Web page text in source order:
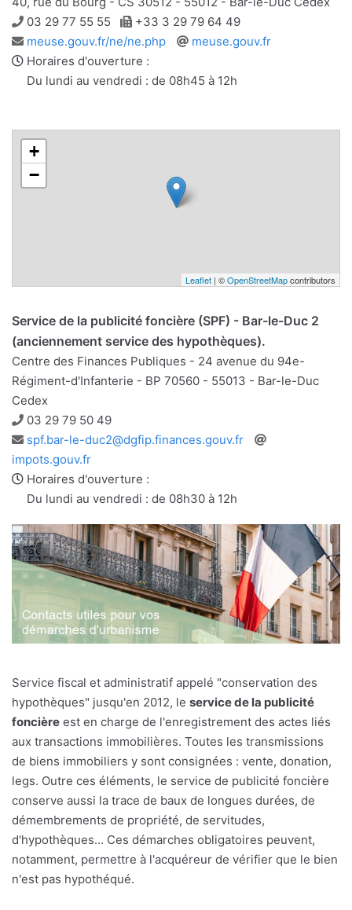
Téléphone
03 29 77 55 55 Télécopie
+33 3 29 79 64 49
Adresse
e-
mail
meuse.gouv.fr/ne/ne.php
Site
meuse.gouv.fr
Horaires d'ouverture :
Du lundi au vendredi : de 08h45 à 12h
+
−
Leaflet | ©OpenStreetMapcontributors
Service de la publicité foncière (SPF) - Bar-le-Duc 2
(anciennement service des hypothèques).
Centre des Finances Publiques - 24 avenue du 94e-
Régiment-d'Infanterie - BP 70560 - 55013 - Bar-le-Duc
Cedex
Téléphone
03 29 79 50 49
Adresse
e-
mail
spf.bar-le-duc2@dgfip.finances.gouv.fr
impots.gouv.fr
Horaires d'ouverture :
Du lundi au vendredi : de 08h30 à 12h
Service fiscal et administratif appelé "conservation des
hypothèques" jusqu'en 2012, le service de la publicité
foncière est en charge de l'enregistrement des actes liés
aux transactions immobilières. Toutes les transmissions
de biens immobiliers y sont consignées : vente, donation,
legs. Outre ces éléments, le service de publicité foncière
conserve aussi la trace de baux de longues durées, de
démembrements de propriété, de servitudes,
d'hypothèques... Ces démarches obligatoires peuvent,
notamment, permettre à l'acquéreur de vérifier que le bien
n'est pas hypothéqué.